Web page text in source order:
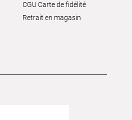
CGU Carte de fidélité
Retrait en magasin